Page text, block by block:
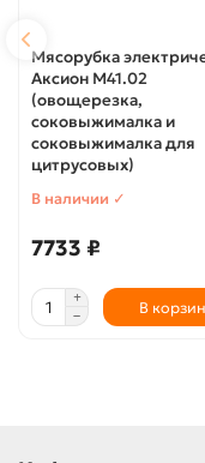
Мясорубка
Аксион М41.02
(овощерезка,
соковыжималка и
соковыжималка для
цитрусовых)
В наличии ✓
7733 ₽
В